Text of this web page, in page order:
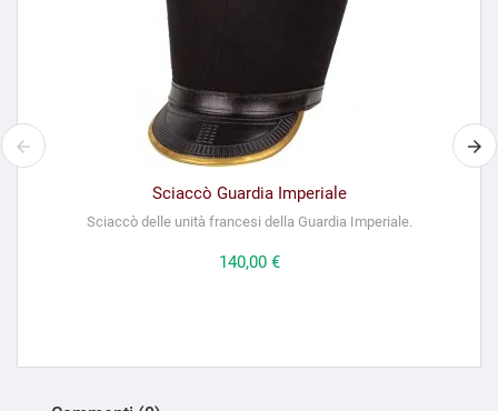
Sciaccò Guardia Imperiale
Sciaccò delle unità francesi della Guardia Imperiale.
Prezzo
140,00 €